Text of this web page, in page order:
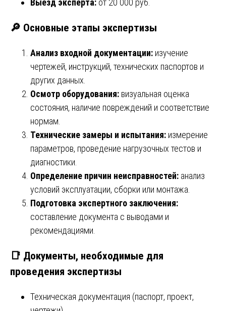
Выезд эксперта: от 20 000 руб.
🔎 Основные этапы экспертизы
Анализ входной документации: изучение
чертежей, инструкций, технических паспортов и
других данных.
Осмотр оборудования: визуальная оценка
состояния, наличие повреждений и соответствие
нормам.
Технические замеры и испытания: измерение
параметров, проведение нагрузочных тестов и
диагностики.
Определение причин неисправностей: анализ
условий эксплуатации, сборки или монтажа.
Подготовка экспертного заключения:
составление документа с выводами и
рекомендациями.
📑 Документы, необходимые для
проведения экспертизы
Техническая документация (паспорт, проект,